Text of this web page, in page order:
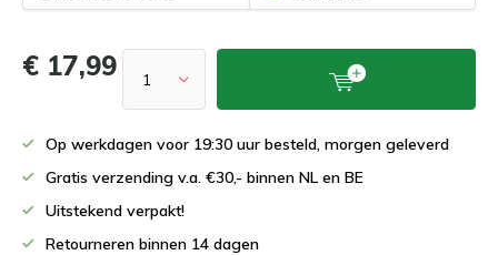
€ 17,99
Op werkdagen voor 19:30 uur besteld, morgen geleverd
Gratis verzending v.a. €30,- binnen NL en BE
Uitstekend verpakt!
Retourneren binnen 14 dagen